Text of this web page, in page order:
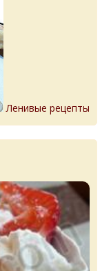
Ленивые рецепты